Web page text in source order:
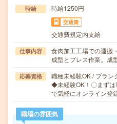
時給 時給1250円
交通費
交通費規定内支給
仕事内容
食肉加工工場での運搬
成型とプレス作業。成
応募資格
職種未経験OK / ブラン
◆未経験OK！〇まずは
で気軽にオンライン
職場の雰囲気